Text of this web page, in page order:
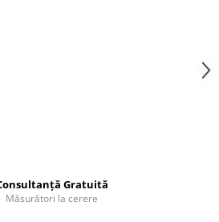
Gratuită
Măsurători la cerere